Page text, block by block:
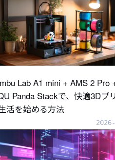
Lab A1 mini + AMS 2 Pro
Panda Stackで、快適3Dプ
活を始める方法